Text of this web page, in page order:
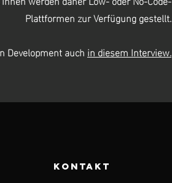
Plattformen zur Verfügung gestellt.
Developmentauch in diesem Interview.
KONTAKT